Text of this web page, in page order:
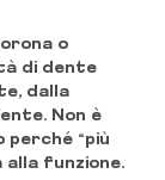
o
di dente
dalla
Non è
“più
funzione.